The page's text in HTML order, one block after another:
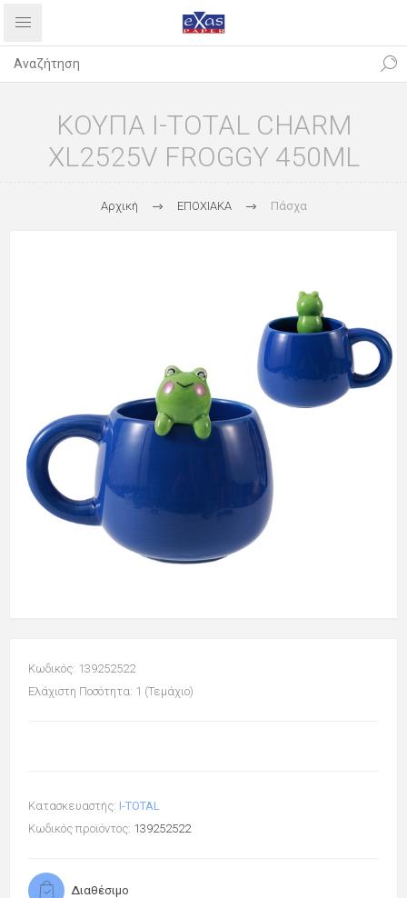
ΚΟΥΠΑ I-TOTAL CHARM
XL2525V FROGGY 450ML
Αρχική ΕΠΟΧΙΑΚΑ Πάσχα
Κωδικός: 139252522
Ελάχιστη Ποσότητα: 1 (Τεμάχιο)
Κατασκευαστής: I-TOTAL
Κωδικός προϊόντος: 139252522
Διαθέσιμο